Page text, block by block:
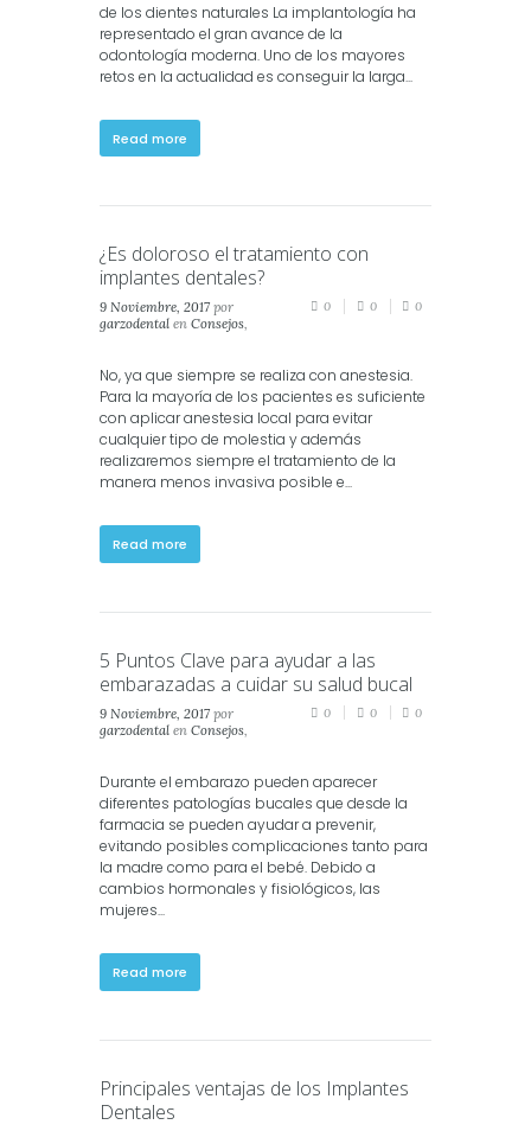
de los dientes naturales La implantología ha
representado el gran avance de la
odontología moderna. Uno de los mayores
retos en la actualidad es conseguir la larga...
Read more
¿Es doloroso el tratamiento con
implantes dentales?
9 Noviembre, 2017 por
garzodental en Consejos,
0 0 0
No, ya que siempre se realiza con anestesia.
Para la mayoría de los pacientes es suficiente
con aplicar anestesia local para evitar
cualquier tipo de molestia y además
realizaremos siempre el tratamiento de la
manera menos invasiva posible e...
Read more
5 Puntos Clave para ayudar a las
embarazadas a cuidar su salud bucal
9 Noviembre, 2017 por
garzodental en Consejos,
0 0 0
Durante el embarazo pueden aparecer
diferentes patologías bucales que desde la
farmacia se pueden ayudar a prevenir,
evitando posibles complicaciones tanto para
la madre como para el bebé. Debido a
cambios hormonales y fisiológicos, las
mujeres...
Read more
Principales ventajas de los Implantes
Dentales